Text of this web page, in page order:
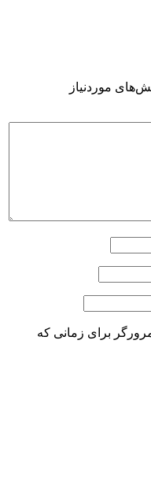
موردنیاز
برای زمانی که